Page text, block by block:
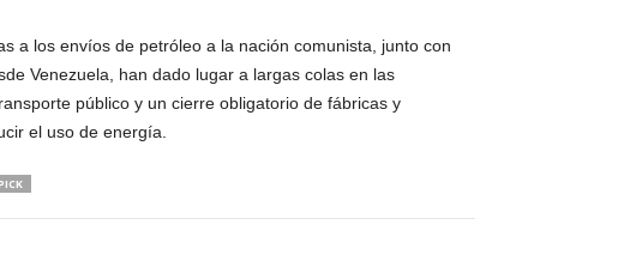
a los envíos de petróleo a la nación comunista, junto con
Venezuela, han dado lugar a largas colas en las
público y un cierre obligatorio de fábricas y
el uso de energía.